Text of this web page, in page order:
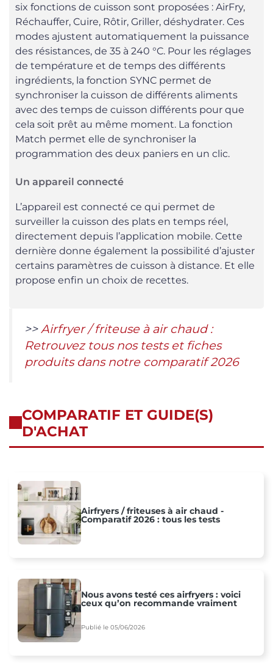
six fonctions de cuisson sont proposées : AirFry,
Réchauffer, Cuire, Rôtir, Griller, déshydrater. Ces
modes ajustent automatiquement la puissance
des résistances, de 35 à 240 °C. Pour les réglages
de température et de temps des différents
ingrédients, la fonction SYNC permet de
synchroniser la cuisson de différents aliments
avec des temps de cuisson différents pour que
cela soit prêt au même moment. La fonction
Match permet elle de synchroniser la
programmation des deux paniers en un clic.
Un appareil connecté
L’appareil est connecté ce qui permet de
surveiller la cuisson des plats en temps réel,
directement depuis l’application mobile. Cette
dernière donne également la possibilité d’ajuster
certains paramètres de cuisson à distance. Et elle
propose enfin un choix de recettes.
>> Airfryer / friteuse à air chaud :
Retrouvez tous nos tests et fiches
produits dans notre comparatif 2026
COMPARATIF ET GUIDE(S)
D'ACHAT
Airfryers / friteuses à air chaud -
Comparatif 2026 : tous les tests
Nous avons testé ces airfryers : voici
ceux qu’on recommande vraiment
Publié le 05/06/2026